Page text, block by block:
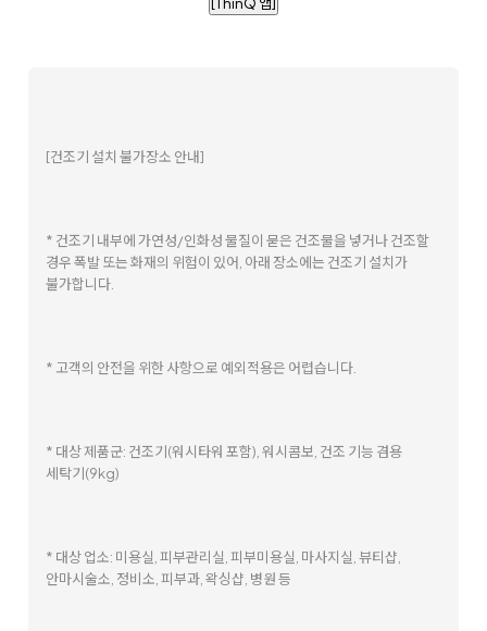
[건조기 설치 불가장소 안내]
* 건조기 내부에 가연성/인화성 물질이 묻은 건조물을 넣거나 건조할
경우 폭발 또는 화재의 위험이 있어, 아래 장소에는 건조기 설치가
불가합니다.
* 고객의 안전을 위한 사항으로 예외적용은 어렵습니다.
* 대상 제품군: 건조기(워시타워 포함), 워시콤보, 건조 기능 겸용
세탁기(9kg)
* 대상 업소: 미용실, 피부관리실, 피부미용실, 마사지실, 뷰티샵,
안마시술소, 정비소, 피부과, 왁싱샵, 병원 등